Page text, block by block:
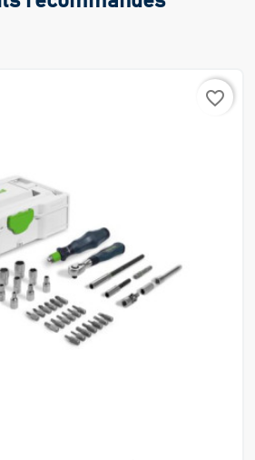
favorite_border